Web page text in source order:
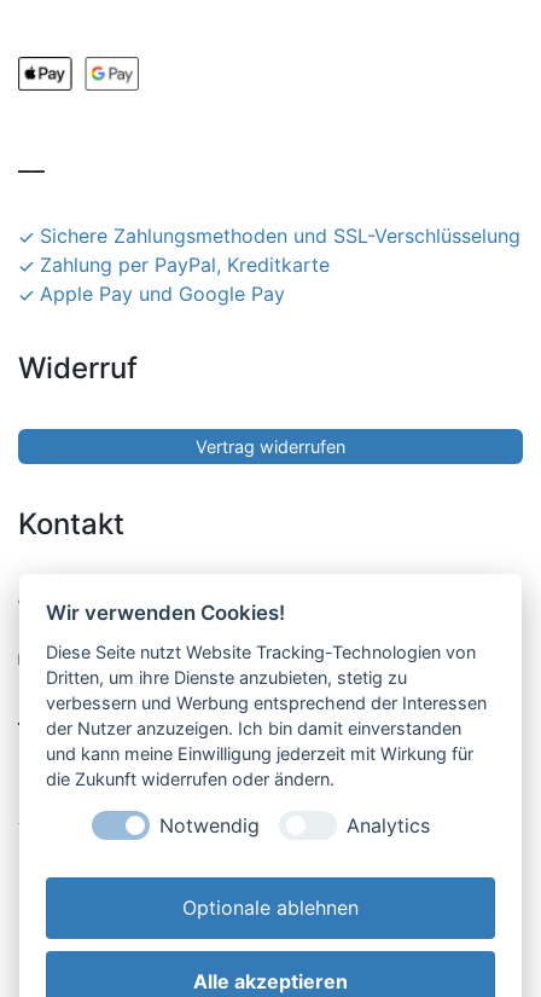
Sichere Zahlungsmethoden und SSL-Verschlüsselung
Zahlung per PayPal, Kreditkarte
Apple Pay und Google Pay
Widerruf
Vertrag widerrufen
Kontakt
Pucher Straße 10, Fürstenfeldbruck
08141-12269
shop@englschalk.de
Öffnungszeiten
Anfahrt & Kontakt
Retouren-Portal
Wir verwenden Cookies!
Diese Seite nutzt Website Tracking-Technologien von
Dritten, um ihre Dienste anzubieten, stetig zu
verbessern und Werbung entsprechend der Interessen
der Nutzer anzuzeigen. Ich bin damit einverstanden
und kann meine Einwilligung jederzeit mit Wirkung für
die Zukunft widerrufen oder ändern.
Notwendig Analytics
Optionale ablehnen
Alle akzeptieren